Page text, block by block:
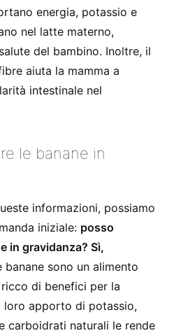
energia, potassio e
nel latte materno,
del bambino. Inoltre, il
aiuta la mamma a
intestinale nel
le banane in
informazioni, possiamo
iniziale: posso
in gravidanza? Sì,
banane sono un alimento
di benefici per la
loro apporto di potassio,
carboidrati naturali le rende